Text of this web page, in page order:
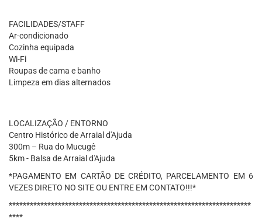
FACILIDADES/STAFF
Ar-condicionado
Cozinha equipada
Wi-Fi
Roupas de cama e banho
Limpeza em dias alternados
LOCALIZAÇÃO / ENTORNO
Centro Histórico de Arraial d'Ajuda
300m – Rua do Mucugê
5km - Balsa de Arraial d'Ajuda
*PAGAMENTO EM CARTÃO DE CRÉDITO, PARCELAMENTO EM 6
VEZES DIRETO NO SITE OU ENTRE EM CONTATO!!!*
*********************************************************************
****